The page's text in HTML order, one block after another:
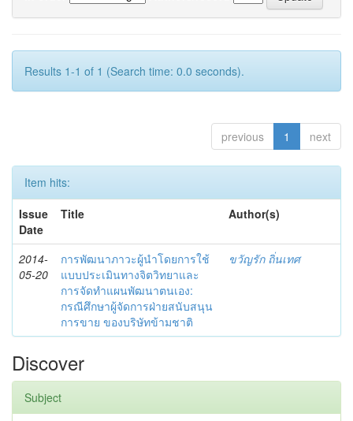
Results 1-1 of 1 (Search time: 0.0 seconds).
previous 1 next
Item hits:
Issue
Date
Title Author(s)
2014-
05-20
การพัฒนาภาวะผู้นำโดยการใช้
แบบประเมินทางจิตวิทยาและ
การจัดทำแผนพัฒนาตนเอง:
กรณีศึกษาผู้จัดการฝ่ายสนับสนุน
การขาย ของบริษัทข้ามชาติ
ขวัญรัก ถิ่นเทศ
Discover
Subject